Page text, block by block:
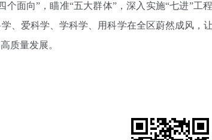
个面向”，瞄准“五大群体”，深入实施“七进”
、爱科学、学科学、用科学在全区蔚然成风
质量发展。